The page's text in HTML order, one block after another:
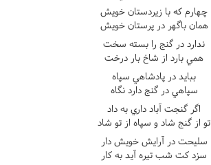
چهارم که با زيردستان خويش
همان باگهر در پرستان خويش
ندارد در گنج را بسته سخت
همي بارد از شاخ بار درخت
ببايد در پادشاهي سپاه
سپاهي در گنج دارد نگاه
اگر گنجت آباد داري به داد
تو از گنج شاد و سپاه از تو شاد
سليحت در آرايش خويش دار
سزد کت شب تيره آيد به کار